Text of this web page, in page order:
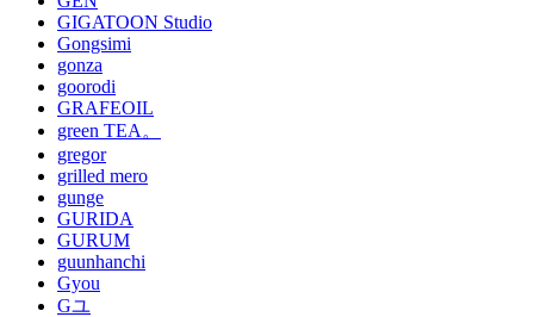
GIGATOON Studio
Gongsimi
gonza
goorodi
GRAFEOIL
green TEA。
gregor
grilled mero
gunge
GURIDA
GURUM
guunhanchi
Gyou
Gユ